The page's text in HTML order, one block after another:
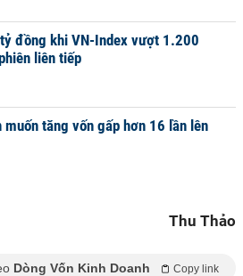
đồng khi VN-Index vượt 1.200
liên tiếp
tăng vốn gấp hơn 16 lần lên
Thu Thảo
Dòng Vốn Kinh Doanh Copy link